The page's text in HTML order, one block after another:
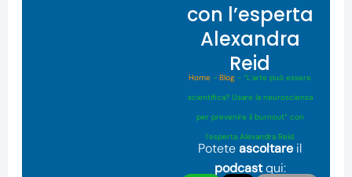
con l’esperta
Alexandra
Reid
Home -Blog -“L’arte può essere
scientifica? Usare la neuroscienza
per prevenire il burnout” con
l’esperta Alexandra Reid
Poteteascoltare il
podcastqui: